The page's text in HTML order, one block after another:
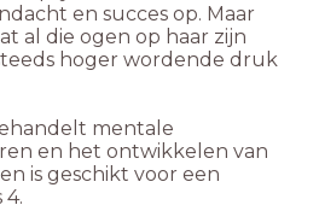
en succes op. Maar
al die ogen op haar zijn
hoger wordende druk
mentale
en het ontwikkelen van
is geschikt voor een
4.